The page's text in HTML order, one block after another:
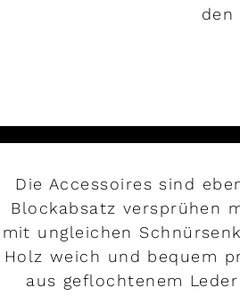
den
Die Accessoires sind
Blockabsatz versprühen
mit ungleichen
Holz weich und bequem
aus geflochtenem